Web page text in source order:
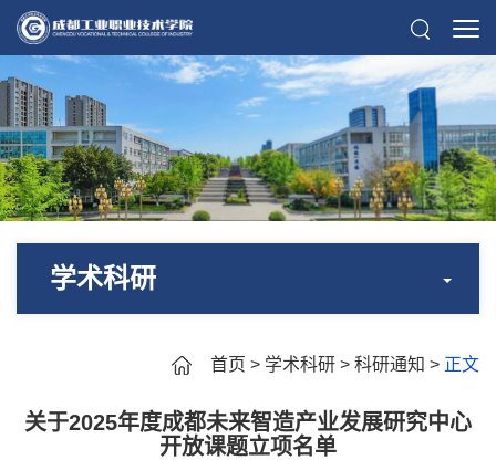
学术科研
首页 > 学术科研 > 科研通知 > 正文
关于2025年度成都未来智造产业发展研究中心
开放课题立项名单